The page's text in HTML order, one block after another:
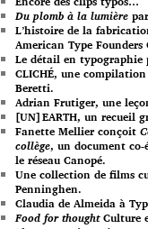
Du plomb à la lumière
L’histoire de la
American Type
Le détail en typographie
CLICHÉ, une
Beretti.
Adrian Frutiger, une
[UN]EARTH, un recueil
Fanette Mellier conçoit
collège, un document
le réseau Canopé.
Une collection de films
Penninghen.
Claudia de Almeida à
Food for thoughtCulture